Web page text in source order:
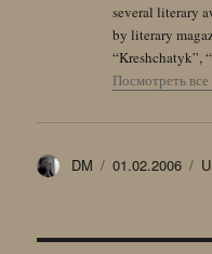
several literary
by literary
“Kreshchatyk”,
Посмотреть
Автор
DM Опубликовано
01.02.2006